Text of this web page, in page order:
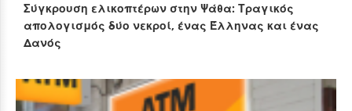
Σύγκρουση ελικοπτέρων στην Ψάθα: Τραγικός
απολογισμός δύο νεκροί, ένας Έλληνας και ένας
Δανός